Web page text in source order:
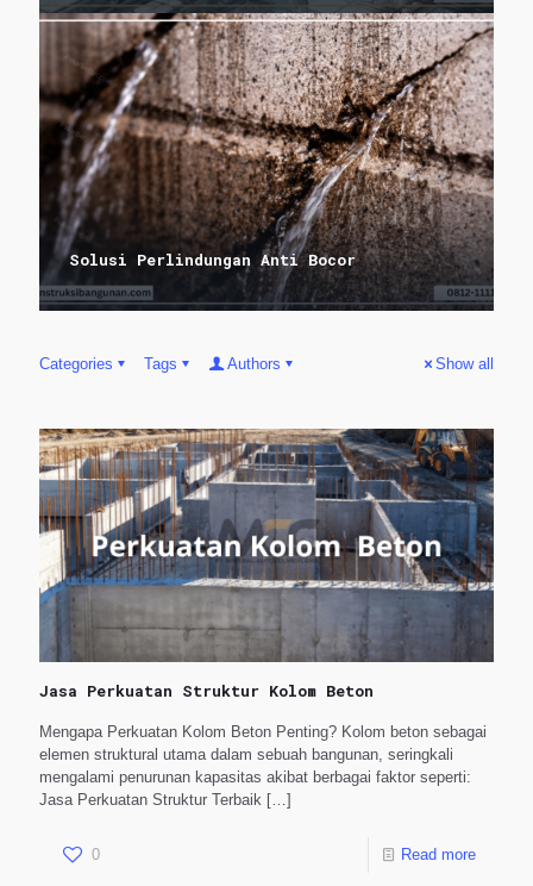
Solusi Perlindungan Anti Bocor
Categories Tags Authors Show all
Jasa Perkuatan Struktur Kolom Beton
Mengapa Perkuatan Kolom Beton Penting? Kolom beton sebagai
elemen struktural utama dalam sebuah bangunan, seringkali
mengalami penurunan kapasitas akibat berbagai faktor seperti:
Jasa Perkuatan Struktur Terbaik […]
0 Read more